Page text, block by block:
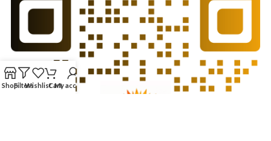
ShopFiltersWishlistCartMy account